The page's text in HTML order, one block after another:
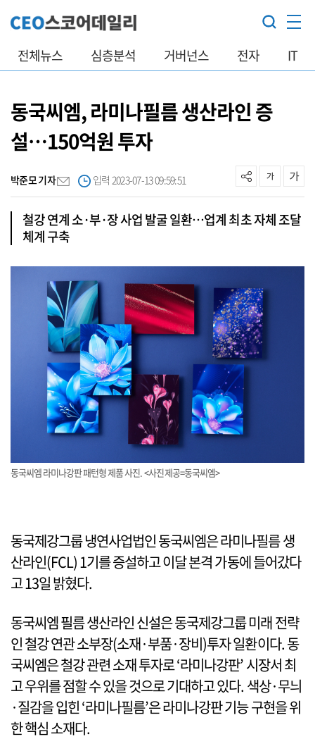
전체뉴스 심층분석 거버넌스 전자 IT
동국씨엠, 라미나필름 생산라인 증
설…150억원 투자
박준모 기자 입력 2023-07-13 09:59:51
철강 연계 소·부·장 사업 발굴 일환…업계 최초 자체 조달
체계 구축
동국씨엠 라미나강판 패턴형 제품 사진. <사진제공=동국씨엠>
동국제강그룹 냉연사업법인 동국씨엠은 라미나필름 생
산라인(FCL) 1기를 증설하고 이달 본격 가동에 들어갔다
고 13일 밝혔다.
동국씨엠 필름 생산라인 신설은 동국제강그룹 미래 전략
인 철강 연관 소부장(소재·부품·장비)투자 일환이다. 동
국씨엠은 철강 관련 소재 투자로 ‘라미나강판’ 시장서 최
고 우위를 점할 수 있을 것으로 기대하고 있다. 색상·무늬
·질감을 입힌 ‘라미나필름’은 라미나강판 기능 구현을 위
한 핵심 소재다.